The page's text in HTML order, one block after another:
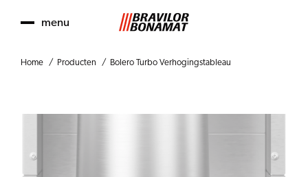
menu
Home Producten Bolero Turbo Verhogingstableau